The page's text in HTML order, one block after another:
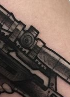
打造国
站搞定！回复相
案尽在其中！